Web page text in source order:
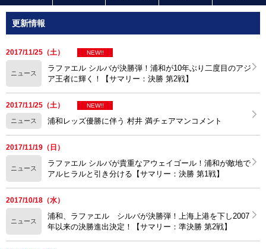
更新情報
2017/11/25（土） NEW!!
ニュース
ラファエル シルバが決勝弾！浦和が10年ぶり二度目のアジ
ア王者に輝く！【サマリー：決勝 第2戦】
2017/11/25（土） NEW!!
ニュース 浦和レッズ優勝に伴う 村井 満チェアマンコメント
2017/11/19（日）
ニュース
ラファエル シルバが貴重なアウェイゴール！浦和が敵地で
アルヒラルと引き分ける【サマリー：決勝 第1戦】
2017/10/18（水）
ニュース
浦和、ラファエル シルバが決勝弾！上海上港を下し2007
年以来の決勝進出決定！【サマリー：準決勝 第2戦】